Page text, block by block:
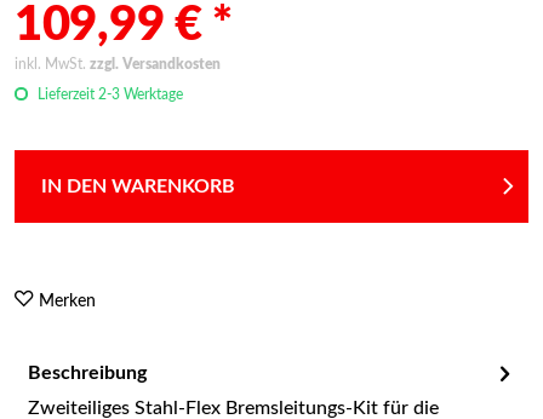
109,99 € *
inkl. MwSt. zzgl. Versandkosten
Lieferzeit 2-3 Werktage
IN DEN WARENKORB
Merken
Beschreibung
Zweiteiliges Stahl-Flex Bremsleitungs-Kit für die